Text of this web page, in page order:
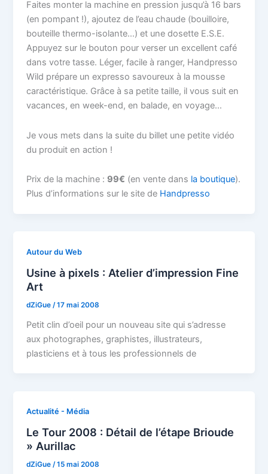
Faites monter la machine en pression jusqu’à 16 bars
(en pompant !), ajoutez de l’eau chaude (bouilloire,
bouteille thermo-isolante…) et une dosette E.S.E.
Appuyez sur le bouton pour verser un excellent café
dans votre tasse. Léger, facile à ranger, Handpresso
Wild prépare un expresso savoureux à la mousse
caractéristique. Grâce à sa petite taille, il vous suit en
vacances, en week-end, en balade, en voyage…
Je vous mets dans la suite du billet une petite vidéo
du produit en action !
Prix de la machine : 99€ (en vente dans la boutique).
Plus d’informations sur le site de Handpresso
Autour du Web
Usine à pixels : Atelier d’impression Fine
Art
dZiGue /17 mai 2008
Petit clin d’oeil pour un nouveau site qui s’adresse
aux photographes, graphistes, illustrateurs,
plasticiens et à tous les professionnels de
Actualité - Média
Le Tour 2008 : Détail de l’étape Brioude
» Aurillac
dZiGue/15 mai 2008